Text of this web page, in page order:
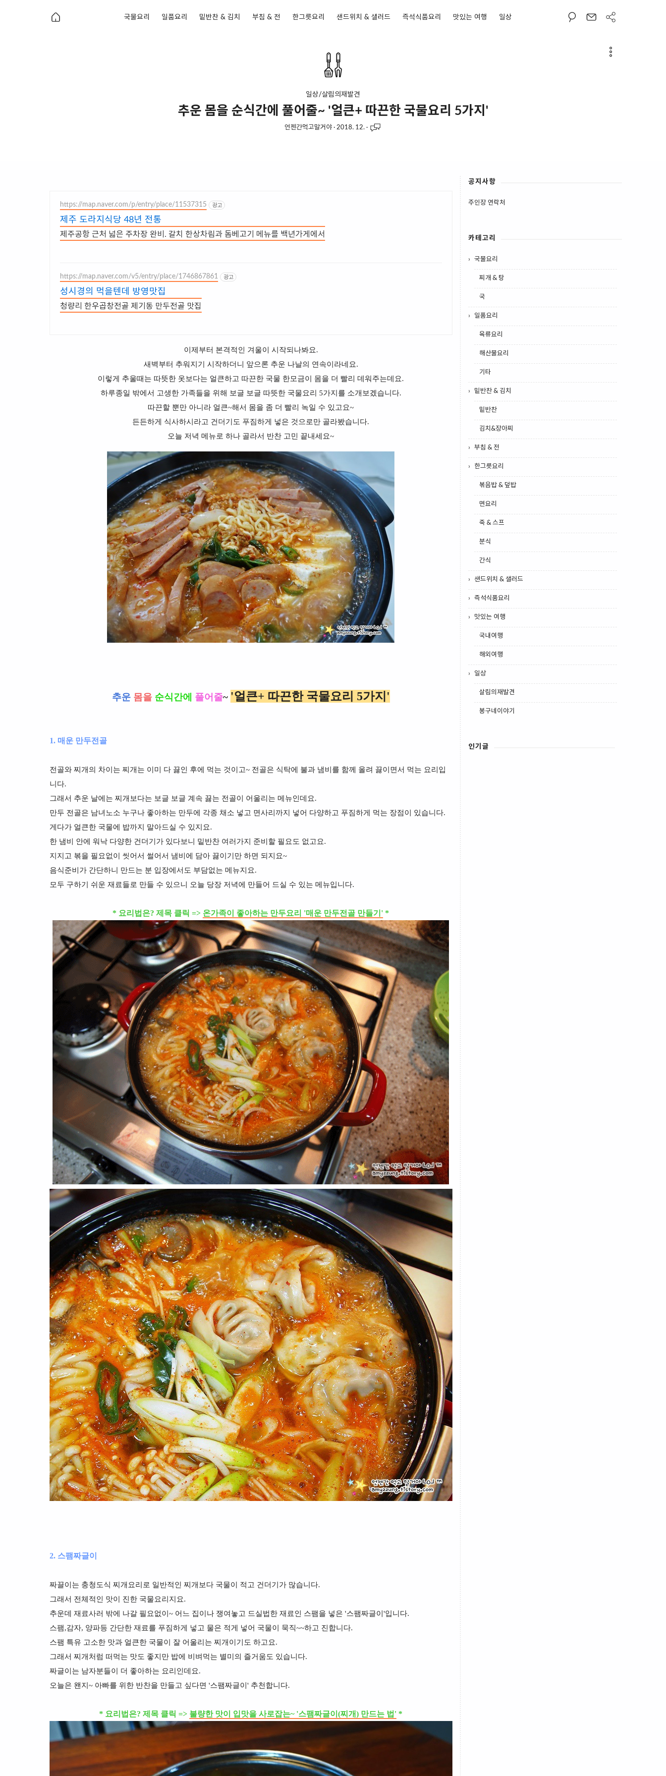
국물요리 일품요리 밑반찬 & 김치 부침 & 전 한그릇요리 샌드위치 & 샐러드 즉석식품요리 맛있는 여행 일상
일상/살림의재발견
추운 몸을 순식간에 풀어줄~ '얼큰+ 따끈한 국물요리 5가지'
언젠간먹고말거야 · 2018. 12. ·
https://map.naver.com/p/entry/place/11537315 광고
제주 도라지식당 48년 전통
제주공항 근처 넓은 주차장 완비. 갈치 한상차림과 돔베고기 메뉴를 백년가게에서
https://map.naver.com/v5/entry/place/1746867861 광고
성시경의 먹을텐데 방영맛집
청량리 한우곱창전골 제기동 만두전골 맛집
이제부터 본격적인 겨울이 시작되나봐요.
새벽부터 추워지기 시작하더니 앞으론 추운 나날의 연속이라네요.
이렇게 추울때는 따뜻한 옷보다는 얼큰하고 따끈한 국물 한모금이 몸을 더 빨리 데워주는데요.
하루종일 밖에서 고생한 가족들을 위해 보글 보글 따뜻한 국물요리 5가지를 소개보겠습니다.
따끈할 뿐만 아니라 얼큰~해서 몸을 좀 더 빨리 녹일 수 있고요~
든든하게 식사하시라고 건더기도 푸짐하게 넣은 것으로만 골라봤습니다.
오늘 저녁 메뉴로 하나 골라서 반찬 고민 끝내세요~
추운 몸을 순식간에 풀어줄~ '얼큰+ 따끈한 국물요리 5가지'
1. 매운 만두전골
전골와 찌개의 차이는 찌개는 이미 다 끓인 후에 먹는 것이고~ 전골은 식탁에 불과 냄비를 함께 올려 끓이면서 먹는 요리입
니다.
그래서 추운 날에는 찌개보다는 보글 보글 계속 끓는 전골이 어울리는 메뉴인데요.
만두 전골은 남녀노소 누구나 좋아하는 만두에 각종 채소 넣고 면사리까지 넣어 다양하고 푸짐하게 먹는 장점이 있습니다.
게다가 얼큰한 국물에 밥까지 말아드실 수 있지요.
한 냄비 안에 워낙 다양한 건더기가 있다보니 밑반찬 여러가지 준비할 필요도 없고요.
지지고 볶을 필요없이 씻어서 썰어서 냄비에 담아 끓이기만 하면 되지요~
음식준비가 간단하니 만드는 분 입장에서도 부담없는 메뉴지요.
모두 구하기 쉬운 재료들로 만들 수 있으니 오늘 당장 저녁에 만들어 드실 수 있는 메뉴입니다.
* 요리법은? 제목 클릭 => 온가족이 좋아하는 만두요리 '매운 만두전골 만들기' *
2. 스팸짜글이
짜끌이는 충청도식 찌개요리로 일반적인 찌개보다 국물이 적고 건더기가 많습니다.
그래서 전체적인 맛이 진한 국물요리지요.
추운데 재료사러 밖에 나갈 필요없이~ 어느 집이나 쟁여놓고 드실법한 재료인 스팸을 넣은 '스팸짜글이'입니다.
스팸,감자, 양파등 간단한 재료를 푸짐하게 넣고 물은 적게 넣어 국물이 묵직~~하고 진합니다.
스팸 특유 고소한 맛과 얼큰한 국물이 잘 어울리는 찌개이기도 하고요.
그래서 찌개처럼 떠먹는 맛도 좋지만 밥에 비벼먹는 별미의 즐거움도 있습니다.
짜글이는 남자분들이 더 좋아하는 요리인데요.
오늘은 왠지~ 아빠를 위한 반찬을 만들고 싶다면 '스팸짜글이' 추천합니다.
* 요리법은? 제목 클릭 => 불량한 맛이 입맛을 사로잡는~ '스팸짜글이(찌개) 만드는 법' *
공지사항
주인장 연락처
카테고리
국물요리
찌개 & 탕
국
일품요리
육류요리
해산물요리
기타
밑반찬 & 김치
밑반찬
김치&장아찌
부침 & 전
한그릇요리
볶음밥 & 덮밥
면요리
죽 & 스프
분식
간식
샌드위치 & 샐러드
즉석식품요리
맛있는 여행
국내여행
해외여행
일상
살림의재발견
봉구네이야기
인기글